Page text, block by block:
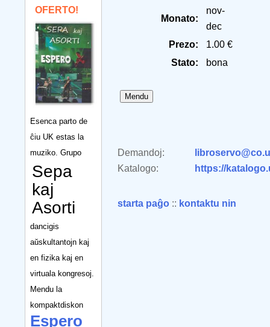
OFERTO!
Esenca parto de
ĉiu UK estas la
muziko. Grupo
Sepa
kaj
Asorti
dancigis
aŭskultantojn kaj
en fizika kaj en
virtuala kongresoj.
Mendu la
kompaktdiskon
Espero
Monato:
nov-
dec
Prezo:
1.00 €
Stato:
bona
Demandoj:
Katalogo:
https://
starta paĝo :: kontaktu nin